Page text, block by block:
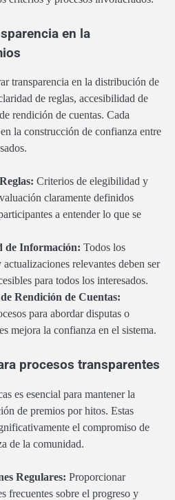
en la
transparencia en la distribución de
de reglas, accesibilidad de
rendición de cuentas. Cada
la construcción de confianza entre
Criterios de elegibilidad y
claramente definidos
a entender lo que se
de Información: Todos los
relevantes deben ser
para todos los interesados.
Rendición de Cuentas:
para abordar disputas o
mejora la confianza en el sistema.
procesos transparentes
es esencial para mantener la
de premios por hitos. Estas
el compromiso de
de la comunidad.
Regulares: Proporcionar
frecuentes sobre el progreso y